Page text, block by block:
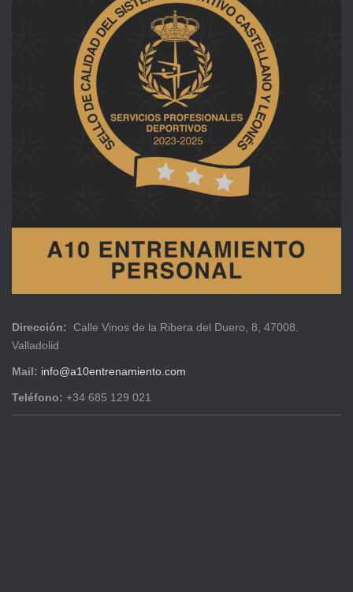
Dirección: Calle Vinos de la Ribera del Duero, 8, 47008.
Valladolid
Mail: info@a10entrenamiento.com
Teléfono: +34 685 129 021